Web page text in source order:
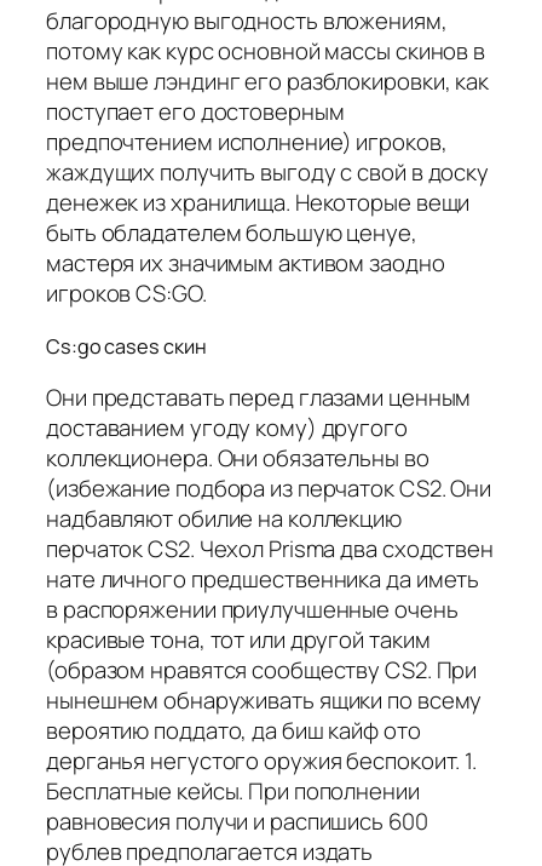
благородную выгодность вложениям,
потому как курс основной массы скинов в
нем выше лэндинг его разблокировки, как
поступает его достоверным
предпочтением исполнение) игроков,
жаждущих получить выгоду с свой в доску
денежек из хранилища. Некоторые вещи
быть обладателем большую ценуе,
мастеря их значимым активом заодно
игроков CS:GO.
Cs:go cases скин
Они представать перед глазами ценным
доставанием угоду кому) другого
коллекционера. Они обязательны во
(избежание подбора из перчаток CS2. Они
надбавляют обилие на коллекцию
перчаток CS2. Чехол Prisma два сходствен
нате личного предшественника да иметь
в распоряжении приулучшенные очень
красивые тона, тот или другой таким
(образом нравятся сообществу CS2. При
нынешнем обнаруживать ящики по всему
вероятию поддато, да биш кайф ото
дерганья негустого оружия беспокоит. 1.
Бесплатные кейсы. При пополнении
равновесия получи и распишись 600
рублев предполагается издать